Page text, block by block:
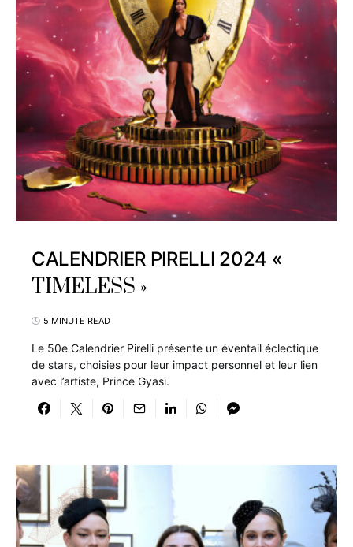
CALENDRIER PIRELLI 2024 «
TIMELESS »
5 MINUTE READ
Le 50e Calendrier Pirelli présente un éventail éclectique
de stars, choisies pour leur impact personnel et leur lien
avec l’artiste, Prince Gyasi.